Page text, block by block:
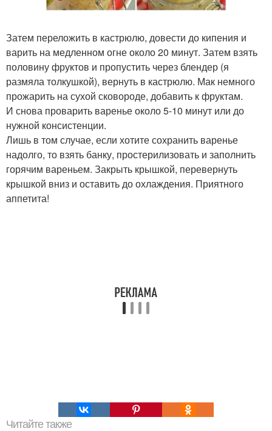
Затем переложить в кастрюлю, довести до кипения и
варить на медленном огне около 20 минут. Затем взять
половину фруктов и пропустить через блендер (я
размяла толкушкой), вернуть в кастрюлю. Мак немного
прожарить на сухой сковороде, добавить к фруктам.
И снова проварить варенье около 5-10 минут или до
нужной консистенции.
Лишь в том случае, если хотите сохранить варенье
надолго, то взять банку, простерилизовать и заполнить
горячим вареньем. Закрыть крышкой, перевернуть
крышкой вниз и оставить до охлаждения. Приятного
аппетита!
Читайте также